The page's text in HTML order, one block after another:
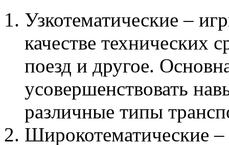
Узкотематические –
качестве технических
поезд и другое.
усовершенствовать
различные типы
Широкотематические